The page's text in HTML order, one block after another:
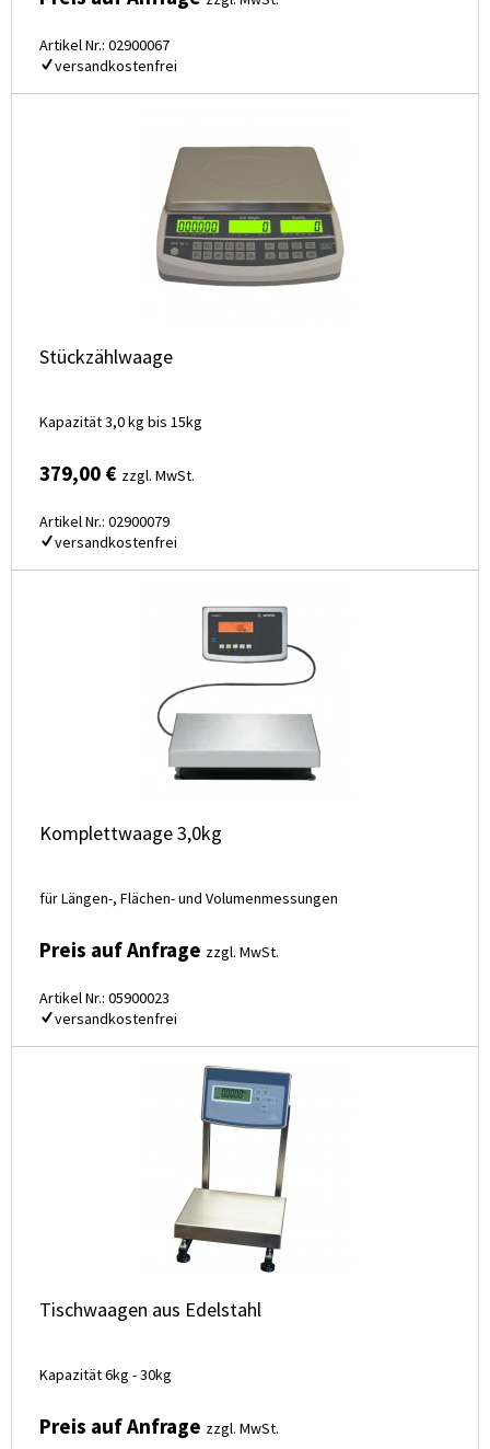
Artikel Nr.: 02900067
versandkostenfrei
Stückzählwaage
Kapazität 3,0 kg bis 15kg
379,00 € zzgl. MwSt.
Artikel Nr.: 02900079
versandkostenfrei
Komplettwaage 3,0kg
für Längen-, Flächen- und Volumenmessungen
Preis auf Anfrage zzgl. MwSt.
Artikel Nr.: 05900023
versandkostenfrei
Tischwaagen aus Edelstahl
Kapazität 6kg - 30kg
Preis auf Anfrage zzgl. MwSt.